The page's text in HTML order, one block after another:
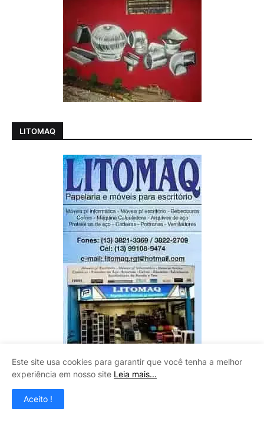
LITOMAQ
CLAUDINEY VIDROS
Este site usa cookies para garantir que você tenha a melhor
experiência em nosso site Leia mais...
Aceito !